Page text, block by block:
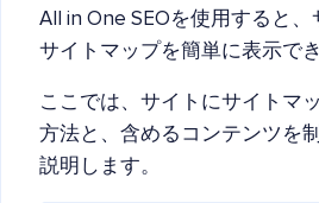
All in One SEOを使用すると、
サイトマップを簡単に表示でき
ここでは、サイトにサイトマ
方法と、含めるコンテンツを
説明します。